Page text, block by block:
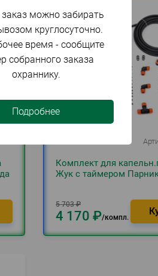
Комплект для
Жук с таймером
5 703 ₽
4 170 ₽ компл.
заказ можно забирать
круглосуточно.
время - сообщите
собранного заказа
охраннику.
Подробнее